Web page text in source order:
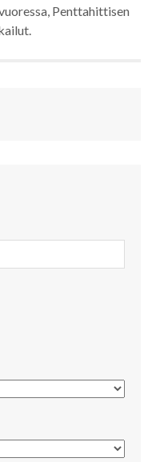
Penttahittisen